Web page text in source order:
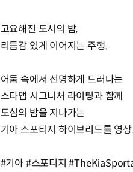
고요해진 도시의 밤,
리듬감 있게 이어지는 주행.
어둠 속에서 선명하게 드러나는
스타맵 시그니처 라이팅과 함께
도심의 밤을 지나가는
기아 스포티지 하이브리드를 영
#기아 #스포티지